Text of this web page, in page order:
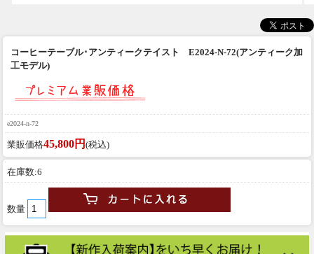
コーヒーテーブル･アンティークテイスト E2024-N-72(アンティーク加
工モデル)
e2024-n-72
業販価格45,800円 (税込)
在庫数:6
数量